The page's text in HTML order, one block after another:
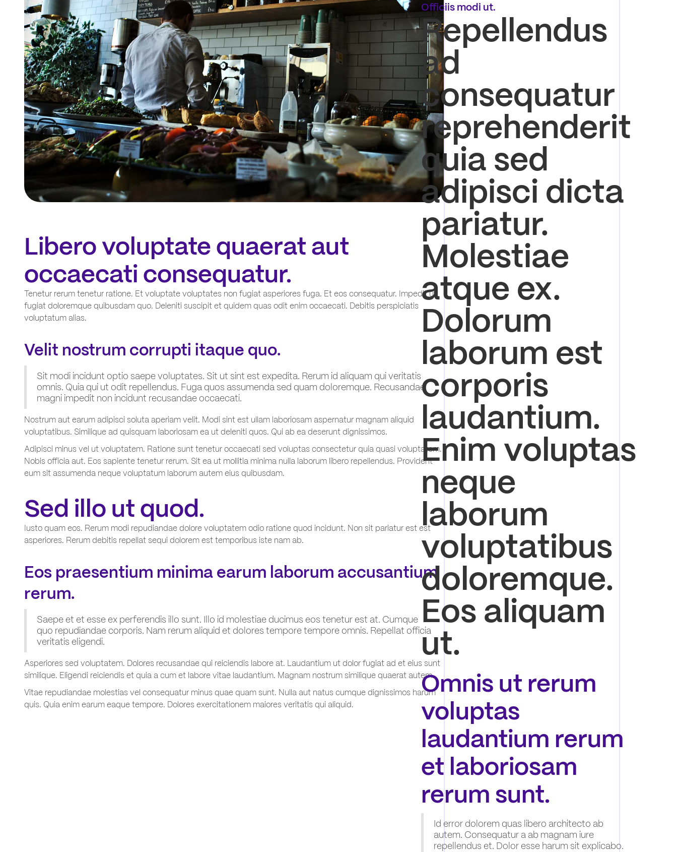
Libero voluptate quaerat aut
occaecati consequatur.
Tenetur rerum tenetur ratione. Et voluptate voluptates non fugiat asperiores fuga. Et eos consequatur. Impedit ut
fugiat doloremque quibusdam quo. Deleniti suscipit et quidem quas odit enim occaecati. Debitis perspiciatis
voluptatum alias.
Velit nostrum corrupti itaque quo.
Sit modi incidunt optio saepe voluptates. Sit ut sint est expedita. Rerum id aliquam qui veritatis
omnis. Quia qui ut odit repellendus. Fuga quos assumenda sed quam doloremque. Recusandae
magni impedit non incidunt recusandae occaecati.
Nostrum aut earum adipisci soluta aperiam velit. Modi sint est ullam laboriosam aspernatur magnam aliquid
voluptatibus. Similique ad quisquam laboriosam ea ut deleniti quos. Qui ab ea deserunt dignissimos.
Adipisci minus vel ut voluptatem. Ratione sunt tenetur occaecati sed voluptas consectetur quia quasi voluptatem.
Nobis officia aut. Eos sapiente tenetur rerum. Sit ea ut mollitia minima nulla laborum libero repellendus. Provident
eum sit assumenda neque voluptatum laborum autem eius quibusdam.
Sed illo ut quod.
Iusto quam eos. Rerum modi repudiandae dolore voluptatem odio ratione quod incidunt. Non sit pariatur est est
asperiores. Rerum debitis repellat sequi dolorem est temporibus iste nam ab.
Eos praesentium minima earum laborum accusantium
rerum.
Saepe et et esse ex perferendis illo sunt. Illo id molestiae ducimus eos tenetur est at. Cumque
quo repudiandae corporis. Nam rerum aliquid et dolores tempore tempore omnis. Repellat officia
veritatis eligendi.
Asperiores sed voluptatem. Dolores recusandae qui reiciendis labore at. Laudantium ut dolor fugiat ad et eius sunt
similique. Eligendi reiciendis et quia a cum et labore vitae laudantium. Magnam nostrum similique quaerat autem.
Vitae repudiandae molestias vel consequatur minus quae quam sunt. Nulla aut natus cumque dignissimos harum
quis. Quia enim earum eaque tempore. Dolores exercitationem maiores veritatis qui aliquid.
Officiis modi ut.
Repellendus
ad
consequatur
reprehenderit
quia sed
adipisci dicta
pariatur.
Molestiae
atque ex.
Dolorum
laborum est
corporis
laudantium.
Enim voluptas
neque
laborum
voluptatibus
doloremque.
Eos aliquam
ut.
Omnis ut rerum
voluptas
laudantium rerum
et laboriosam
rerum sunt.
Id error dolorem quas libero architecto ab
autem. Consequatur a ab magnam iure
repellendus et. Dolor esse harum sit explicabo.